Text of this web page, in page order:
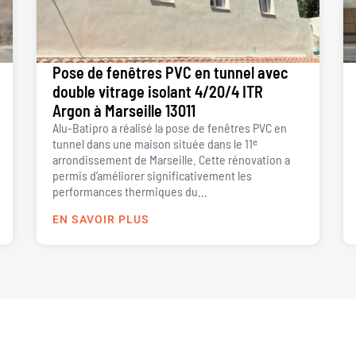
Pose de fenêtres PVC en tunnel avec
double vitrage isolant 4/20/4 ITR
Argon à Marseille 13011
Alu-Batipro a réalisé la pose de fenêtres PVC en
tunnel dans une maison située dans le 11ᵉ
arrondissement de Marseille. Cette rénovation a
permis d’améliorer significativement les
performances thermiques du...
EN SAVOIR PLUS